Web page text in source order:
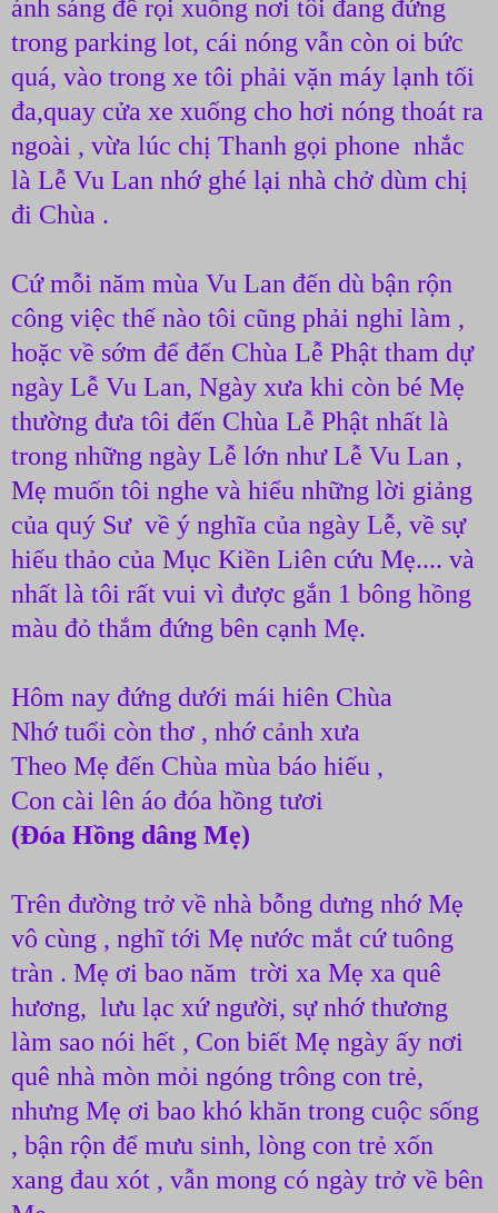
ánh sáng để rọi xuống nơi tôi đang đứng
trong parking lot, cái nóng vẫn còn oi bức
quá, vào trong xe tôi phải vặn máy lạnh tối
đa,quay cửa xe xuống cho hơi nóng thoát ra
ngoài , vừa lúc chị Thanh gọi phone nhắc
là Lễ Vu Lan nhớ ghé lại nhà chở dùm chị
đi Chùa .
Cứ mỗi năm mùa Vu Lan đến dù bận rộn
công việc thế nào tôi cũng phải nghỉ làm ,
hoặc về sớm để đến Chùa Lễ Phật tham dự
ngày Lễ Vu Lan, Ngày xưa khi còn bé Mẹ
thường đưa tôi đến Chùa Lễ Phật nhất là
trong những ngày Lễ lớn như Lễ Vu Lan ,
Mẹ muốn tôi nghe và hiểu những lời giảng
của quý Sư về ý nghĩa của ngày Lễ, về sự
hiếu thảo của Mục Kiền Liên cứu Mẹ.... và
nhất là tôi rất vui vì được gắn 1 bông hồng
màu đỏ thắm đứng bên cạnh Mẹ.
Hôm nay đứng dưới mái hiên Chùa
Nhớ tuổi còn thơ , nhớ cảnh xưa
Theo Mẹ đến Chùa mùa báo hiếu ,
Con cài lên áo đóa hồng tươi
(Đóa Hồng dâng Mẹ)
Trên đường trở về nhà bỗng dưng nhớ Mẹ
vô cùng , nghĩ tới Mẹ nước mắt cứ tuông
tràn . Mẹ ơi bao năm trời xa Mẹ xa quê
hương, lưu lạc xứ người, sự nhớ thương
làm sao nói hết , Con biết Mẹ ngày ấy nơi
quê nhà mòn mỏi ngóng trông con trẻ,
nhưng Mẹ ơi bao khó khăn trong cuộc sống
, bận rộn để mưu sinh, lòng con trẻ xốn
xang đau xót , vẫn mong có ngày trở về bên